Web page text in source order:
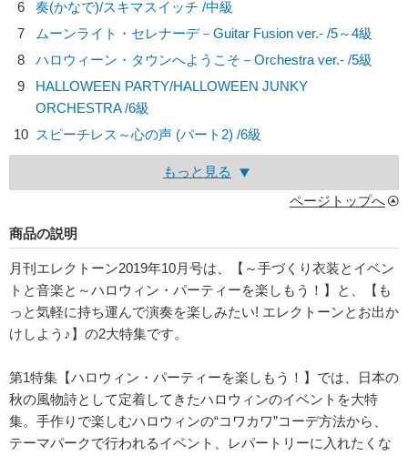
6 奏(かなで)/スキマスイッチ /中級
7
ムーンライト・セレナーデ－Guitar Fusion ver.- /5～4級
8
ハロウィーン・タウンへようこそ－Orchestra ver.- /5級
9
HALLOWEEN PARTY/HALLOWEEN JUNKY
ORCHESTRA/6級
10 スピーチレス～心の声 (パート2) /6級
もっと見る
ページトップへ
商品の説明
月刊エレクトーン2019年10月号は、【～手づくり衣装とイベン
トと音楽と～ハロウィン・パーティーを楽しもう！】と、【も
っと気軽に持ち運んで演奏を楽しみたい! エレクトーンとお出か
けしよう♪】の2大特集です。
第1特集【ハロウィン・パーティーを楽しもう！】では、日本の
秋の風物詩として定着してきたハロウィンのイベントを大特
集。手作りで楽しむハロウィンの“コワカワ”コーデ方法から、
テーマパークで行われるイベント、レパートリーに入れたくな